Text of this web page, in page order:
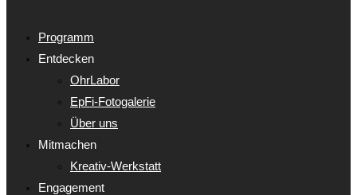
Programm
Entdecken
OhrLabor
EpFi-Fotogalerie
Über uns
Mitmachen
Kreativ-Werkstatt
Engagement